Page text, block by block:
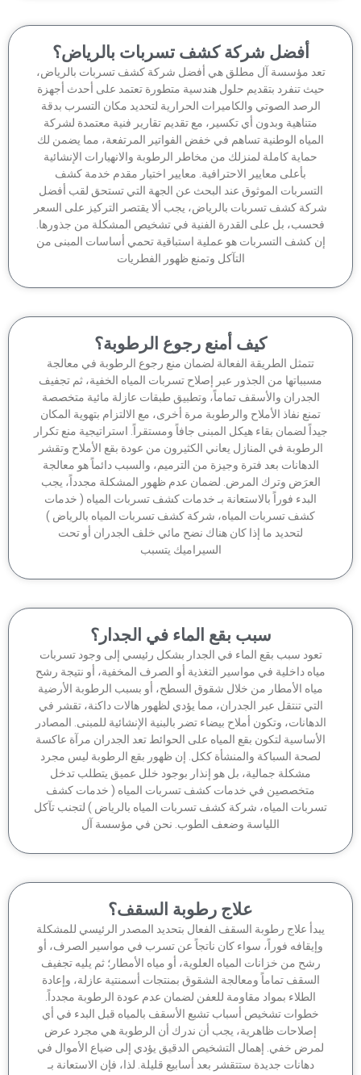
أفضل شركة كشف تسربات بالرياض؟
مؤسسة آل مطلق هي أفضل شركة كشف تسربات بالرياض،
تنفرد بتقديم حلول هندسية متطورة تعتمد على أحدث أجهزة
الرصد الصوتي والكاميرات الحرارية لتحديد مكان التسرب بدقة
متناهية وبدون أي تكسير، مع تقديم تقارير فنية معتمدة لشركة
الوطنية تساهم في خفض الفواتير المرتفعة، مما يضمن لك
حماية كاملة لمنزلك من مخاطر الرطوبة والانهيارات الإنشائية
بأعلى معايير الاحترافية. معايير اختيار مقدم خدمة كشف
الموثوق عند البحث عن الجهة التي تستحق لقب أفضل
كشف تسربات بالرياض، يجب ألا يقتصر التركيز على السعر
بل على القدرة الفنية في تشخيص المشكلة من جذورها.
كشف التسربات هو عملية استباقية تحمي أساسات المبنى من
التآكل وتمنع ظهور الفطريات
كيف أمنع رجوع الرطوبة؟
تتمثل الطريقة الفعالة لضمان منع رجوع الرطوبة في معالجة
من الجذور عبر إصلاح تسربات المياه الخفية، ثم تجفيف
الجدران والأسقف تماماً، وتطبيق طبقات عازلة مائية متخصصة
تمنع نفاذ الأملاح والرطوبة مرة أخرى، مع الالتزام بتهوية المكان
لضمان بقاء هيكل المبنى جافاً ومستقراً. استراتيجية منع تكرار
في المنازل يعاني الكثيرون من عودة بقع الأملاح وتقشر
الدهانات بعد فترة وجيزة من الترميم، والسبب دائماً هو معالجة
العرَض وترك المرض. لضمان عدم ظهور المشكلة مجدداً، يجب
البدء فوراً بالاستعانة بـ خدمات كشف تسربات المياه ( خدمات
كشف تسربات المياه، شركة كشف تسربات المياه بالرياض )
لتحديد ما إذا كان هناك نضح مائي خلف الجدران أو تحت
السيراميك يتسبب
سبب بقع الماء في الجدار؟
سبب بقع الماء في الجدار بشكل رئيسي إلى وجود تسربات
داخلية في مواسير التغذية أو الصرف المخفية، أو نتيجة رشح
الأمطار من خلال شقوق السطح، أو بسبب الرطوبة الأرضية
تنتقل عبر الجدران، مما يؤدي لظهور هالات داكنة، تقشر في
وتكون أملاح بيضاء تضر بالبنية الإنشائية للمبنى. المصادر
لتكون بقع المياه على الحوائط تعد الجدران مرآة عاكسة
لصحة السباكة والمنشأة ككل. إن ظهور بقع الرطوبة ليس مجرد
مشكلة جمالية، بل هو إنذار بوجود خلل عميق يتطلب تدخل
متخصصين في خدمات كشف تسربات المياه ( خدمات كشف
المياه، شركة كشف تسربات المياه بالرياض ) لتجنب تآكل
اللياسة وضعف الطوب. نحن في مؤسسة آل
علاج رطوبة السقف؟
علاج رطوبة السقف الفعال بتحديد المصدر الرئيسي للمشكلة
فوراً، سواء كان ناتجاً عن تسرب في مواسير الصرف، أو
رشح من خزانات المياه العلوية، أو مياه الأمطار؛ ثم يليه تجفيف
السقف تماماً ومعالجة الشقوق بمنتجات أسمنتية عازلة، وإعادة
الطلاء بمواد مقاومة للعفن لضمان عدم عودة الرطوبة مجدداً.
خطوات تشخيص أسباب تشبع الأسقف بالمياه قبل البدء في أي
إصلاحات ظاهرية، يجب أن ندرك أن الرطوبة هي مجرد عرض
خفي. إهمال التشخيص الدقيق يؤدي إلى ضياع الأموال في
دهانات جديدة ستتقشر بعد أسابيع قليلة. لذا، فإن الاستعانة بـ